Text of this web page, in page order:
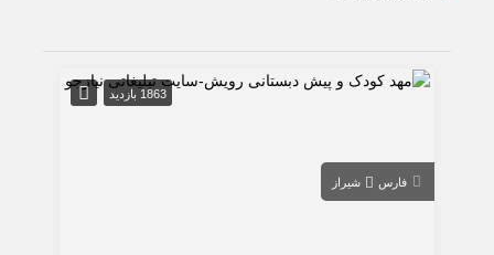
1863 بازدید
فارس شیراز